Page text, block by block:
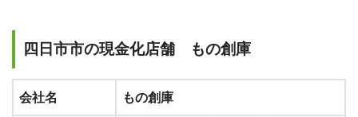
四日市市の現金化店舗 もの創庫
会社名 もの創庫